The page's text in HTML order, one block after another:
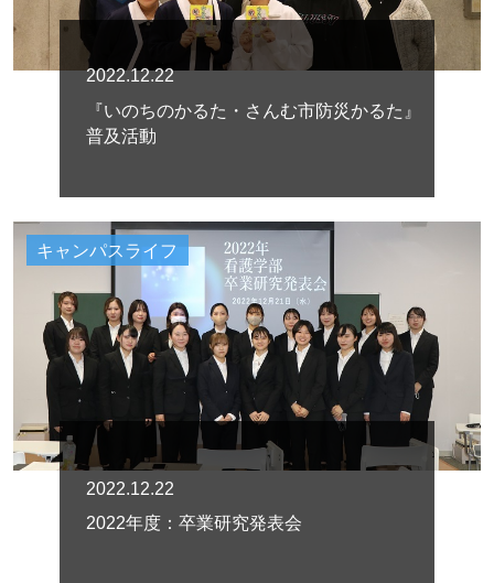
2022.12.22
『いのちのかるた・さんむ市防災かるた』
普及活動
キャンパスライフ
2022.12.22
2022年度：卒業研究発表会